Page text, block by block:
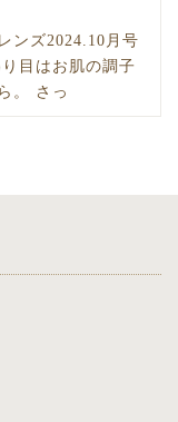
ンズ2024.10月号
目はお肌の調子
。 さっ